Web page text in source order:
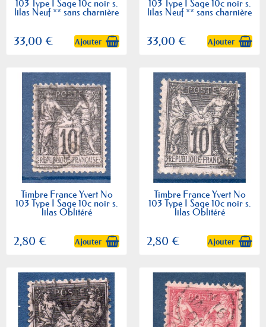
103 Type I Sage 10c noir s.
lilas Neuf ** sans charnière
33,00 € Ajouter
103 Type I Sage 10c noir s.
lilas Neuf ** sans charnière
33,00 € Ajouter
Timbre France Yvert No
103 Type I Sage 10c noir s.
lilas Oblitéré
2,80 € Ajouter
Timbre France Yvert No
103 Type I Sage 10c noir s.
lilas Oblitéré
2,80 € Ajouter